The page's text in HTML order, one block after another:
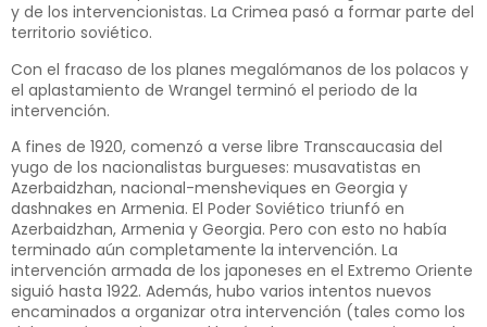
y de los intervencionistas. La Crimea pasó a formar parte del
territorio soviético.
Con el fracaso de los planes megalómanos de los polacos y
el aplastamiento de Wrangel terminó el periodo de la
intervención.
A fines de 1920, comenzó a verse libre Transcaucasia del
yugo de los nacionalistas burgueses: musavatistas en
Azerbaidzhan, nacional-mensheviques en Georgia y
dashnakes en Armenia. El Poder Soviético triunfó en
Azerbaidzhan, Armenia y Georgia. Pero con esto no había
terminado aún completamente la intervención. La
intervención armada de los japoneses en el Extremo Oriente
siguió hasta 1922. Además, hubo varios intentos nuevos
encaminados a organizar otra intervención (tales como los